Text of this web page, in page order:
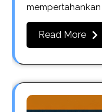
Read More